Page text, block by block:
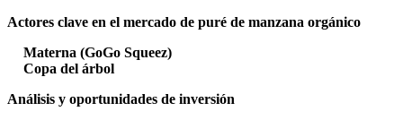
Actores clave en el mercado de puré de manzana orgánico
Materna (GoGo Squeez)
Copa del árbol
Análisis y oportunidades de inversión